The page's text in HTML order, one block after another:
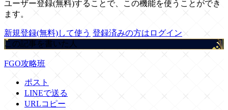
ユーザー登録(無料)することで、この機能を使うことができ
ます。
新規登録(無料)して使う 登録済みの方はログイン
この記事を書いた人
FGO攻略班
ポスト
LINEで送る
URLコピー